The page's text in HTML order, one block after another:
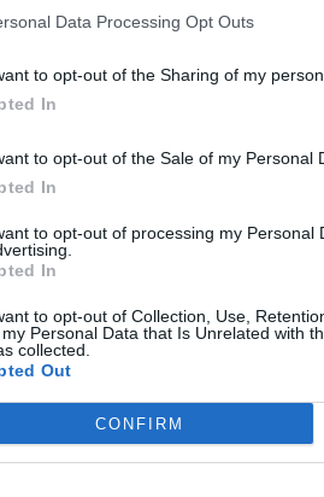
Data Processing Opt Outs
to opt-out of the Sharing of my
In
to opt-out of the Sale of my Personal
In
to opt-out of processing my Personal
In
to opt-out of Collection, Use,
Personal Data that Is Unrelated with
collected.
Out
CONFIRM